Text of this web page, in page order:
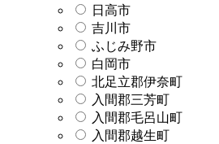
日高市
吉川市
ふじみ野市
白岡市
北足立郡伊奈町
入間郡三芳町
入間郡毛呂山町
入間郡越生町